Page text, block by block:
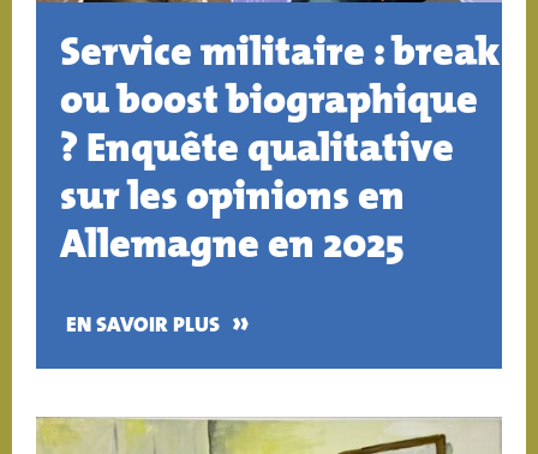
Service militaire : break
ou boost biographique
? Enquête qualitative
sur les opinions en
Allemagne en 2025
EN SAVOIR PLUS »